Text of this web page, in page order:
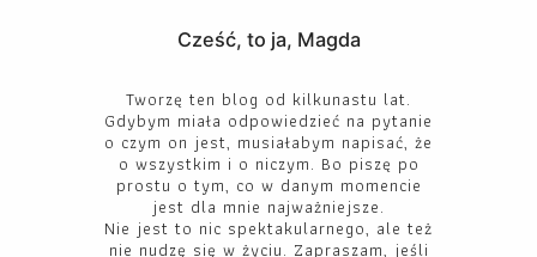
Cześć, to ja, Magda
Tworzę ten blog od kilkunastu lat.
Gdybym miała odpowiedzieć na pytanie
o czym on jest, musiałabym napisać, że
o wszystkim i o niczym. Bo piszę po
prostu o tym, co w danym momencie
jest dla mnie najważniejsze.
Nie jest to nic spektakularnego, ale też
nie nudzę się w życiu. Zapraszam, jeśli